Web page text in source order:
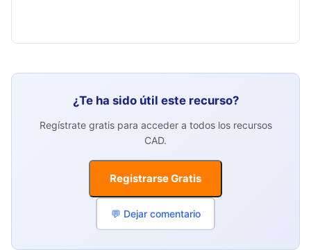
¿Te ha sido útil este recurso?
Regístrate gratis para acceder a todos los recursos
CAD.
Registrarse Gratis
💬 Dejar comentario